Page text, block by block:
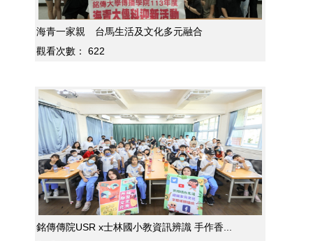
海青一家親 台馬生活及文化多元融合
觀看次數：
622
銘傳傳院USR x士林國小教資訊辨識 手作香...